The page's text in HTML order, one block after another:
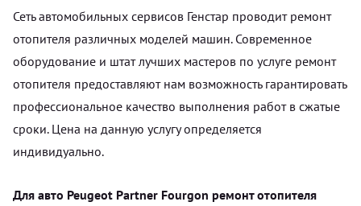
Сеть автомобильных сервисов Генстар проводит ремонт
отопителя различных моделей машин. Современное
оборудование и штат лучших мастеров по услуге ремонт
отопителя предоставляют нам возможность гарантировать
профессиональное качество выполнения работ в сжатые
сроки. Цена на данную услугу определяется
индивидуально.
Для авто Peugeot Partner Fourgon ремонт отопителя